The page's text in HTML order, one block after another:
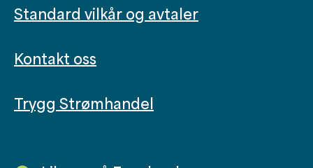
Standard vilkår og avtaler
Kontakt oss
Trygg Strømhandel